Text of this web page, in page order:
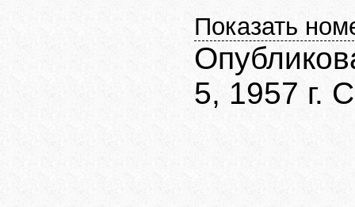
Показать
5, 1957 г.